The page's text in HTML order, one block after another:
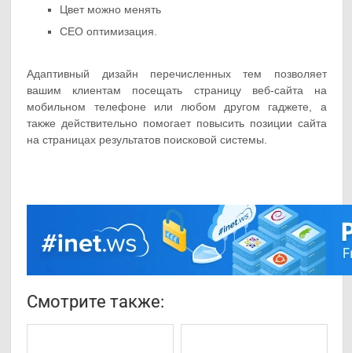
Цвет можно менять
СЕО оптимизация.
Адаптивный дизайн перечисленных тем позволяет
вашим клиентам посещать страницу веб-сайта на
мобильном телефоне или любом другом гаджете, а
также действительно помогает повысить позиции сайта
на страницах результатов поисковой системы.
Смотрите также: